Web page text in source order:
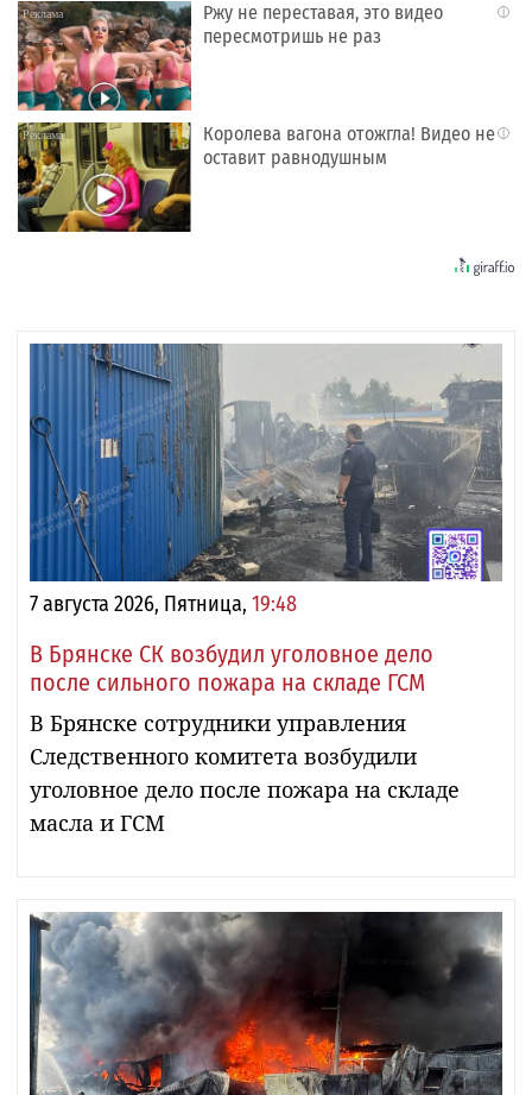
i
Ржу не переставая, это видео
пересмотришь не раз
i
Королева вагона отожгла! Видео не
оставит равнодушным
7 августа 2026, Пятница, 19:48
В Брянске СК возбудил уголовное дело
после сильного пожара на складе ГСМ
В Брянске сотрудники управления
Следственного комитета возбудили
уголовное дело после пожара на складе
масла и ГСМ